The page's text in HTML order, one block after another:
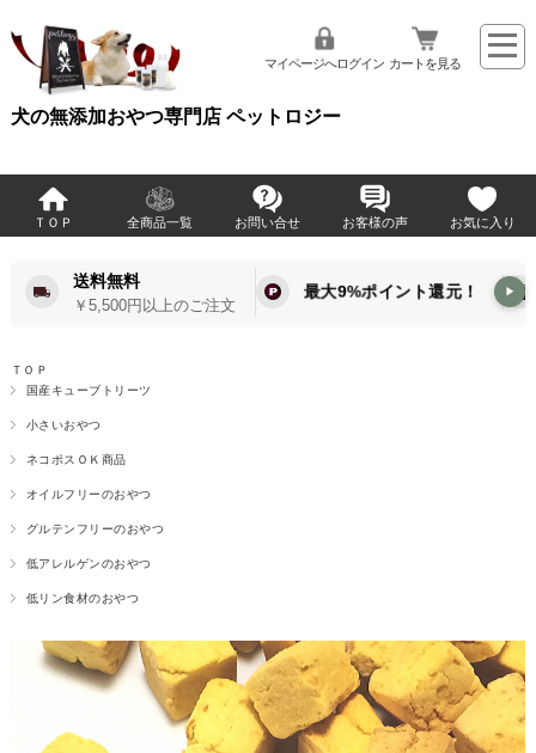
犬の無添加おやつ専門店 ペットロジー
マイページへログイン カートを見る
ＴＯＰ 全商品一覧 お問い合せ お客様の声 お気に入り
送料無料
￥5,500円以上のご注文
最大9%ポイント還元！ ▶
ＴＯＰ
国産キューブトリーツ
小さいおやつ
ネコポスＯＫ商品
オイルフリーのおやつ
グルテンフリーのおやつ
低アレルゲンのおやつ
低リン食材のおやつ